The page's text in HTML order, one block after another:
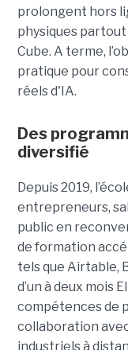
prolongent hors
physiques
Cube. A terme,
pratique pour
réels d'IA.
Des
diversifié
Depuis 2019,
entrepreneurs,
public en
de formation
tels que Airtable,
d’un à deux mois
compétences de
collaboration
industriels à